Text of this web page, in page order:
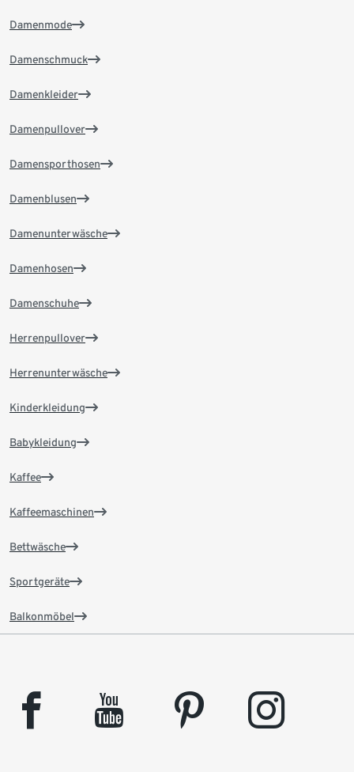
Damenmode
Damenschmuck
Damenkleider
Damenpullover
Damensporthosen
Damenblusen
Damenunterwäsche
Damenhosen
Damenschuhe
Herrenpullover
Herrenunterwäsche
Kinderkleidung
Babykleidung
Kaffee
Kaffeemaschinen
Bettwäsche
Sportgeräte
Balkonmöbel
facebook youtube pinterest instagram